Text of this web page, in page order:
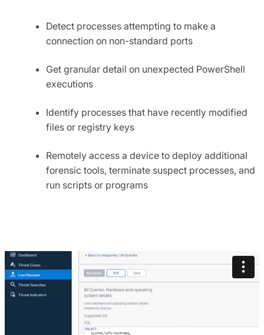
Detect processes attempting to make a
connection on non-standard ports
Get granular detail on unexpected PowerShell
executions
Identify processes that have recently modified
files or registry keys
Remotely access a device to deploy additional
forensic tools, terminate suspect processes, and
run scripts or programs